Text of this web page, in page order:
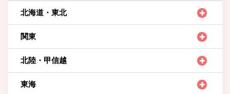
北海道・東北
関東
北陸・甲信越
東海